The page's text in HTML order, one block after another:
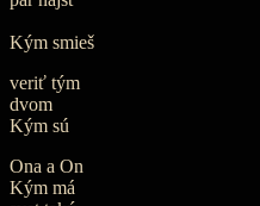
Kým smieš
veriť tým
dvom
Kým sú
Ona a On
Kým má